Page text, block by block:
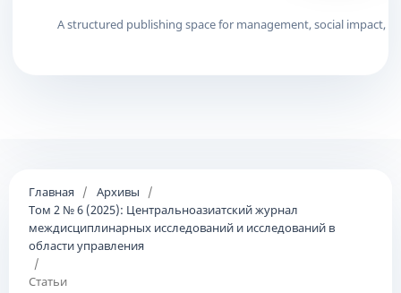
Главная / Архивы
/
Том 2 № 6 (2025): Центральноазиатский журнал
междисциплинарных исследований и исследований в
области управления
/
Статьи